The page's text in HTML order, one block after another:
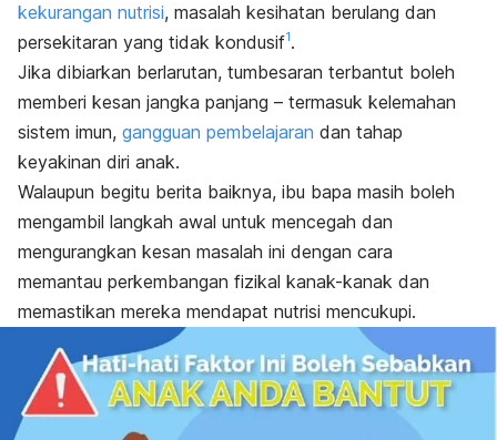
kekurangan nutrisi, masalah kesihatan berulang dan
persekitaran yang tidak kondusif1.
Jika dibiarkan berlarutan, tumbesaran terbantut boleh
memberi kesan jangka panjang – termasuk kelemahan
sistem imun, gangguan pembelajaran dan tahap
keyakinan diri anak.
Walaupun begitu berita baiknya, ibu bapa masih boleh
mengambil langkah awal untuk mencegah dan
mengurangkan kesan masalah ini dengan cara
memantau perkembangan fizikal kanak-kanak dan
memastikan mereka mendapat nutrisi mencukupi.